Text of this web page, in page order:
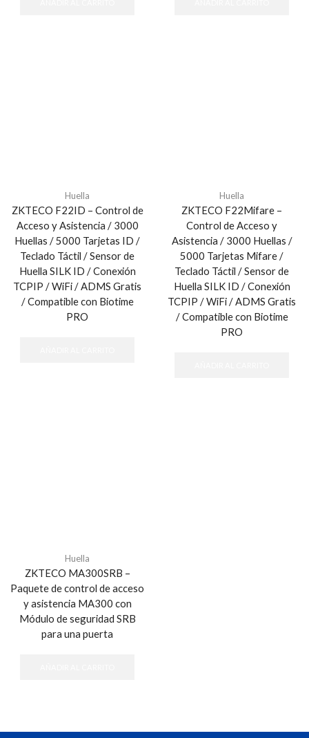
Huella
ZKTECO F22ID – Control de
Acceso y Asistencia / 3000
Huellas / 5000 Tarjetas ID /
Teclado Táctil / Sensor de
Huella SILK ID / Conexión
TCPIP / WiFi / ADMS Gratis
/ Compatible con Biotime
PRO
Huella
ZKTECO F22Mifare –
Control de Acceso y
Asistencia / 3000 Huellas /
5000 Tarjetas Mifare /
Teclado Táctil / Sensor de
Huella SILK ID / Conexión
TCPIP / WiFi / ADMS Gratis
/ Compatible con Biotime
PRO
Huella
ZKTECO MA300SRB –
Paquete de control de acceso
y asistencia MA300 con
Módulo de seguridad SRB
para una puerta